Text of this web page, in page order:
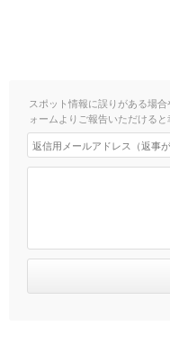
スポット情報に誤りがある場
ォームよりご報告いただけると